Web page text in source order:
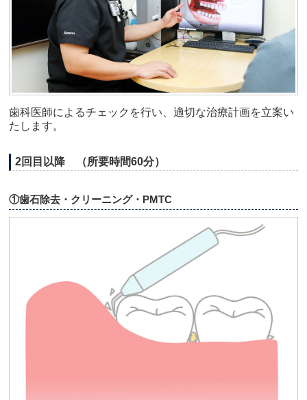
歯科医師によるチェックを行い、適切な治療計画を立案い
たします。
2回目以降 （所要時間60分）
①歯石除去・クリーニング・PMTC